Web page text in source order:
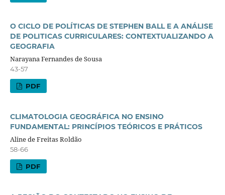
O CICLO DE POLÍTICAS DE STEPHEN BALL E A ANÁLISE
DE POLITICAS CURRICULARES: CONTEXTUALIZANDO A
GEOGRAFIA
Narayana Fernandes de Sousa
43-57
PDF
CLIMATOLOGIA GEOGRÁFICA NO ENSINO
FUNDAMENTAL: PRINCÍPIOS TEÓRICOS E PRÁTICOS
Aline de Freitas Roldão
58-66
PDF